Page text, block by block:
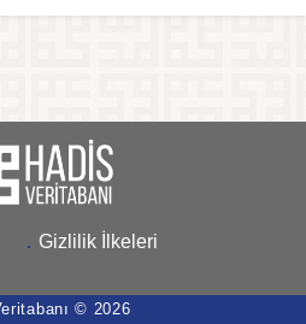
. Gizlilik İlkeleri
© 2026